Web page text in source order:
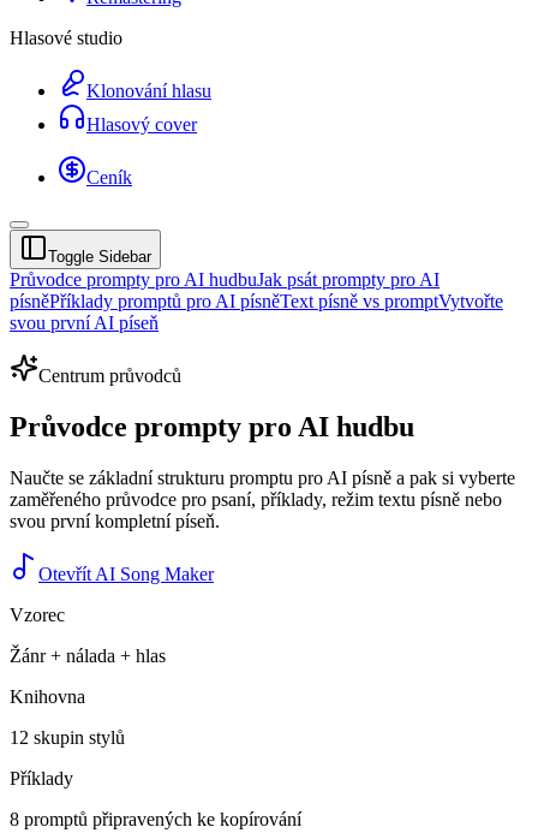
Hlasové studio
Klonování hlasu
Hlasový cover
Ceník
Toggle Sidebar
Průvodce prompty pro AI hudbuJak psát prompty pro AI
písněPříklady promptů pro AI písněText písně vs promptVytvořte
svou první AI píseň
Centrum průvodců
Průvodce prompty pro AI hudbu
Naučte se základní strukturu promptu pro AI písně a pak si vyberte
zaměřeného průvodce pro psaní, příklady, režim textu písně nebo
svou první kompletní píseň.
Otevřít AI Song Maker
Vzorec
Žánr + nálada + hlas
Knihovna
12 skupin stylů
Příklady
8 promptů připravených ke kopírování